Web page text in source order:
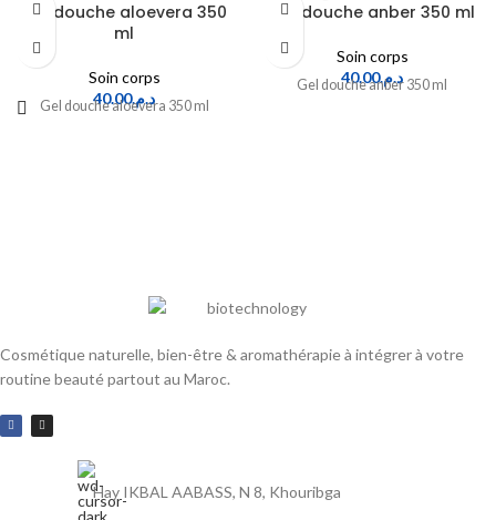
Gel douche aloevera 350
ml
Soin corps
د.م.40.00
Gel douche aloevera 350 ml
Gel douche anber 350 ml
Soin corps
د.م.40.00
Gel douche anber 350 ml
Cosmétique naturelle, bien-être & aromathérapie à intégrer à votre
routine beauté partout au Maroc.
Hay IKBAL AABASS, N 8, Khouribga